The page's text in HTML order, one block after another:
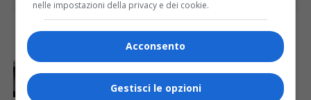
ULTIME
ATTUALITÀ 19 ore fa
Servizio di linea extraurbana, richiesta di passaggio
all’interno del centro abitato
nelle impostazioni della privacy e dei cookie.
Acconsento
Gestisci le opzioni